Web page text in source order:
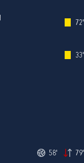
72'
33'
58' 79'